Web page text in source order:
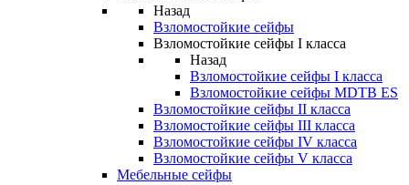
Назад
Взломостойкие сейфы
Взломостойкие сейфы I класса
Назад
Взломостойкие сейфы I класса
Взломостойкие сейфы MDTB ES
Взломостойкие сейфы II класса
Взломостойкие сейфы III класса
Взломостойкие сейфы IV класса
Взломостойкие сейфы V класса
Мебельные сейфы